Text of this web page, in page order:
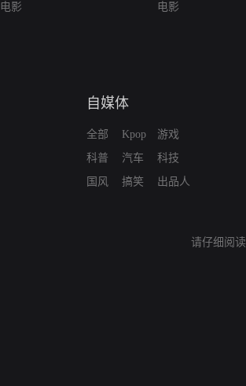
电影
电影
自媒体
全部
科普
国风
Kpop
汽车
搞笑
游戏
科技
出品人
请仔细阅读